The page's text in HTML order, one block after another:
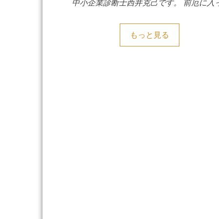
中小企業診断士西井克己です。 前厄に入
もっと見る